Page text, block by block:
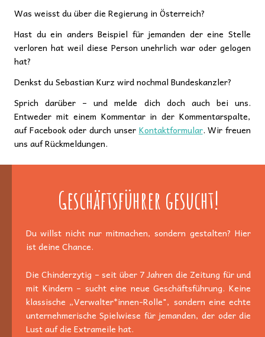
Was weisst du über die Regierung in Österreich?
Hast du ein anders Beispiel für jemanden der eine Stelle
verloren hat weil diese Person unehrlich war oder gelogen
hat?
Denkst du Sebastian Kurz wird nochmal Bundeskanzler?
Sprich darüber – und melde dich doch auch bei uns.
Entweder mit einem Kommentar in der Kommentarspalte,
auf Facebook oder durch unser Kontaktformular. Wir freuen
uns auf Rückmeldungen.
Geschäftsführer gesucht!
Du willst nicht nur mitmachen, sondern gestalten? Hier
ist deine Chance.
Die Chinderzytig – seit über 7 Jahren die Zeitung für und
mit Kindern – sucht eine neue Geschäftsführung. Keine
klassische „Verwalter*innen-Rolle", sondern eine echte
unternehmerische Spielwiese für jemanden, der oder die
Lust auf die Extrameile hat.